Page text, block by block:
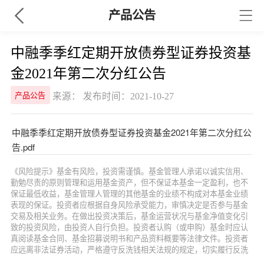
产品公告
中融季季红定期开放债券型证券投资基
金2021年第二次分红公告
产品公告 来源： 发布时间：2021-10-27
中融季季红定期开放债券型证券投资基金2021年第二次分红公
告.pdf
《风险提示》基金有风险，投资需谨慎。基金管理人承诺以诚实信用、
勤勉尽责的原则管理和运用基金资产，但不保证本基金一定盈利，也不
保证最低收益，基金管理人管理的其他基金的业绩不构成对本基金业绩
表现的保证。投资者应根据自身风险承受能力，审慎决定是否参与基金
交易及相关业务。在做出投资决策后，基金运营状况与基金净值变化引
致的投资风险，由投资人自行负担。投资者认购（或申购）基金时应认
真阅读基金合同、基金招募说明书和产品资料概要等法律文件。投资者
应远离非法证券活动，严格遵守反洗钱相关法规的规定，切实履行反洗